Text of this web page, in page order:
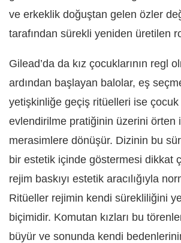
ve erkeklik doğuştan gelen özler
tarafından sürekli yeniden üretilen
Gilead’da da kız çocuklarının regl
ardından başlayan balolar, eş
yetişkinliğe geçiş ritüelleri ise çocuk
evlendirilme pratiğinin üzerini örten
merasimlere dönüşür. Dizinin bu
bir estetik içinde göstermesi dikkat
rejim baskıyı estetik aracılığıyla
Ritüeller rejimin kendi sürekliliğini
biçimidir. Komutan kızları bu
büyür ve sonunda kendi